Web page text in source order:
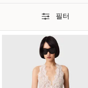
와 방식에 이르기까지 지
대체 소재 사용의 흐름을
경적인 이유로 컬렉션에
니다. 스텔라는 의류의 조달,
필터